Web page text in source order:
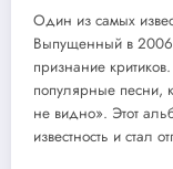
Один из самых
Выпущенный в 2006
признание
популярные песни,
не видно». Этот
известность и стал